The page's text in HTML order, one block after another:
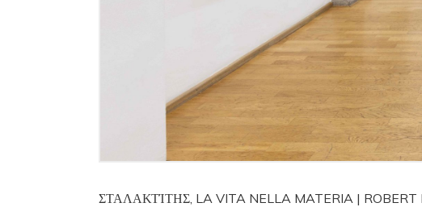
ΣΤΑΛΑΚΤΊΤΗΣ, LA VITA NELLA MATERIA | ROBERT